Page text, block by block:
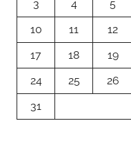
3
4 5
10
11 12
17
18 19
24
25 26
31